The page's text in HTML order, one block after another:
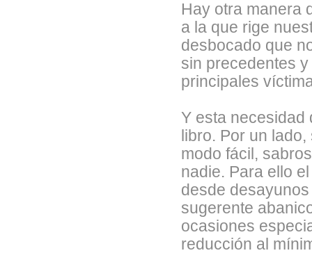
Hay otra manera
a la que rige
desbocado que
sin precedentes
principales
Y esta necesidad
libro. Por un
modo fácil,
nadie. Para ello
desde
sugerente
ocasiones
reducción al